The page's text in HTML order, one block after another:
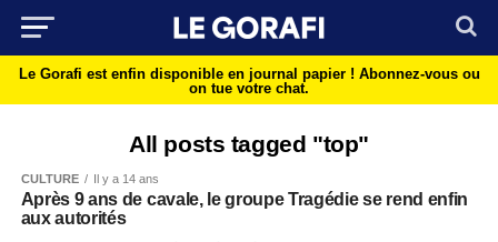
Le Gorafi est enfin disponible en journal papier ! Abonnez-vous ou
on tue votre chat.
All posts tagged "top"
CULTURE Il y a 14 ans
Après 9 ans de cavale, le groupe Tragédie se rend enfin
aux autorités